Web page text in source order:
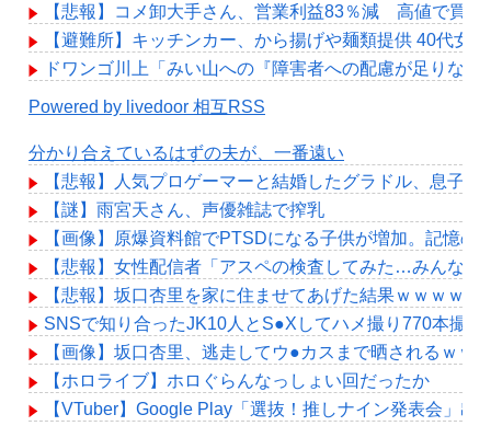
【悲報】コメ卸大手さん、営業利益83％減 高値で買
【避難所】キッチンカー、から揚げや麺類提供 40代
ドワンゴ川上「みい山への『障害者への配慮が足りな
Powered by livedoor 相互RSS
分かり合えているはずの夫が、一番遠い
【悲報】人気プロゲーマーと結婚したグラドル、息子
【謎】雨宮天さん、声優雑誌で搾乳
【画像】原爆資料館でPTSDになる子供が増加。記憶の
【悲報】女性配信者「アスペの検査してみた…みんなこ
【悲報】坂口杏里を家に住ませてあげた結果ｗｗｗｗ
SNSで知り合ったJK10人とS●Xしてハメ撮り770本撮
【画像】坂口杏里、逃走してウ●カスまで晒されるｗｗ
【ホロライブ】ホロぐらんなっしょい回だったか
【VTuber】Google Play「選抜！推しナイン発表会」